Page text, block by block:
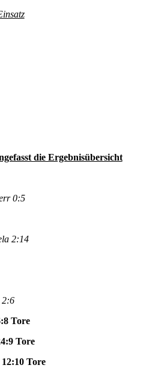
die Ergebnisübersicht
0:5
2:14
2:6
Tore
Tore
Tore